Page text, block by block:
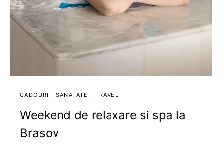
CADOURI SANATATE TRAVEL
Weekend de relaxare si spa la
Brasov